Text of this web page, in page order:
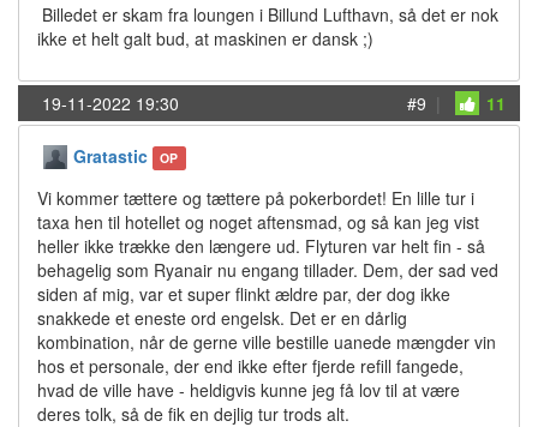
Billedet er skam fra loungen i Billund Lufthavn, så det er nok
ikke et helt galt bud, at maskinen er dansk ;)
19-11-2022 19:30 #9 | 11
Gratastic OP
Vi kommer tættere og tættere på pokerbordet! En lille tur i
taxa hen til hotellet og noget aftensmad, og så kan jeg vist
heller ikke trække den længere ud. Flyturen var helt fin - så
behagelig som Ryanair nu engang tillader. Dem, der sad ved
siden af mig, var et super flinkt ældre par, der dog ikke
snakkede et eneste ord engelsk. Det er en dårlig
kombination, når de gerne ville bestille uanede mængder vin
hos et personale, der end ikke efter fjerde refill fangede,
hvad de ville have - heldigvis kunne jeg få lov til at være
deres tolk, så de fik en dejlig tur trods alt.